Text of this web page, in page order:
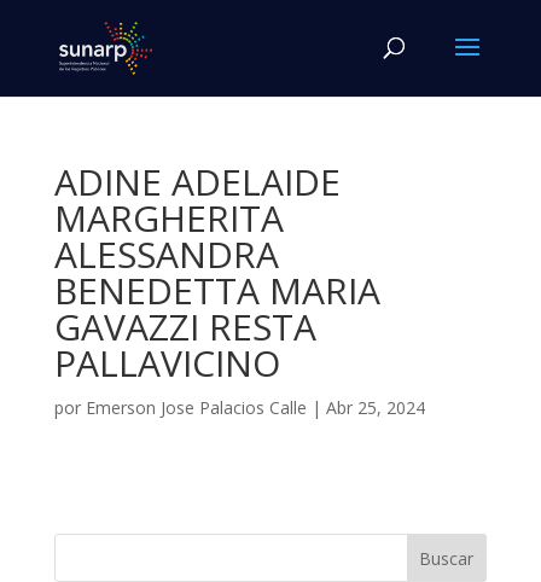
ADINE ADELAIDE
MARGHERITA
ALESSANDRA
BENEDETTA MARIA
GAVAZZI RESTA
PALLAVICINO
por Emerson Jose Palacios Calle | Abr 25, 2024